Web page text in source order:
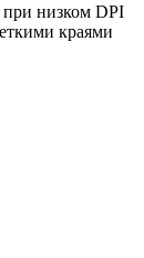
при низком DPI
краями